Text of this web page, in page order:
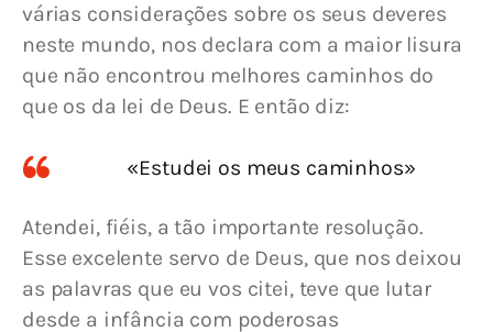
várias considerações sobre os seus deveres
neste mundo, nos declara com a maior lisura
que não encontrou melhores caminhos do
que os da lei de Deus. E então diz:
«Estudei os meus caminhos»
Atendei, fiéis, a tão importante resolução.
Esse excelente servo de Deus, que nos deixou
as palavras que eu vos citei, teve que lutar
desde a infância com poderosas